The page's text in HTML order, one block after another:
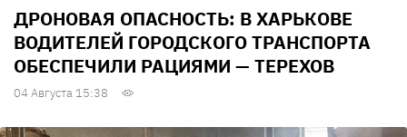
ДРОНОВАЯ ОПАСНОСТЬ: В ХАРЬКОВЕ
ВОДИТЕЛЕЙ ГОРОДСКОГО ТРАНСПОРТА
ОБЕСПЕЧИЛИ РАЦИЯМИ — ТЕРЕХОВ
04 Августа 15:38